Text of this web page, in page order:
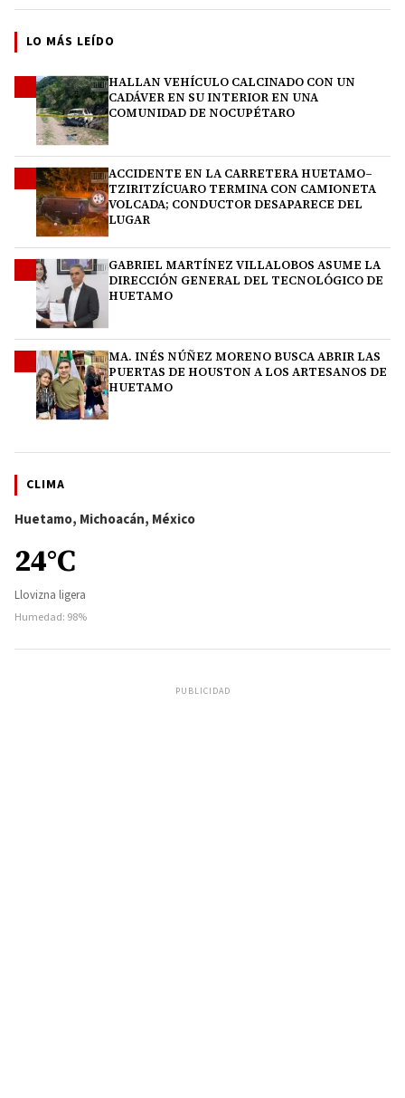
LO MÁS LEÍDO
HALLAN VEHÍCULO CALCINADO CON UN
CADÁVER EN SU INTERIOR EN UNA
COMUNIDAD DE NOCUPÉTARO
ACCIDENTE EN LA CARRETERA HUETAMO–
TZIRITZÍCUARO TERMINA CON CAMIONETA
VOLCADA; CONDUCTOR DESAPARECE DEL
LUGAR
GABRIEL MARTÍNEZ VILLALOBOS ASUME LA
DIRECCIÓN GENERAL DEL TECNOLÓGICO DE
HUETAMO
MA. INÉS NÚÑEZ MORENO BUSCA ABRIR LAS
PUERTAS DE HOUSTON A LOS ARTESANOS DE
HUETAMO
CLIMA
Huetamo, Michoacán, México
24°C
Llovizna ligera
Humedad: 98%
PUBLICIDAD